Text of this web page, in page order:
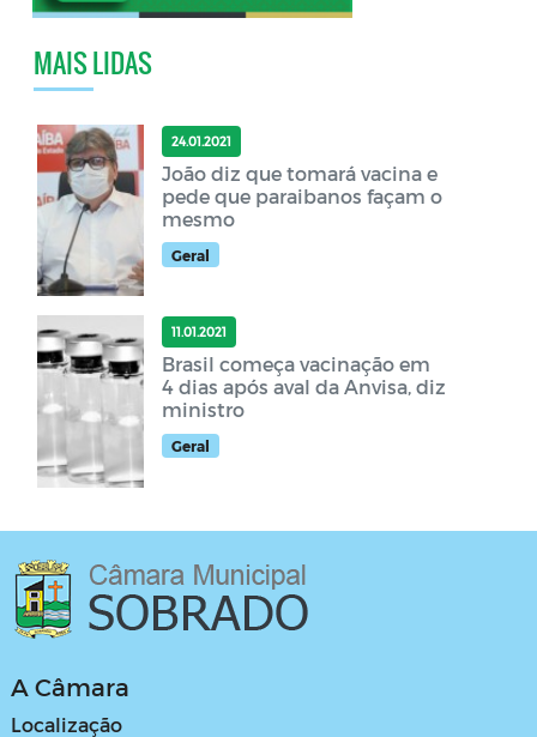
MAIS LIDAS
24.01.2021
João diz que tomará vacina e
pede que paraibanos façam o
mesmo
Geral
11.01.2021
Brasil começa vacinação em
4 dias após aval da Anvisa, diz
ministro
Geral
A Câmara
Localização